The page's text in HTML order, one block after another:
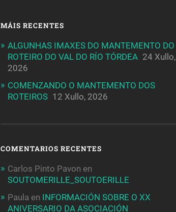
MÁIS RECENTES
ALGUNHAS IMAXES DO MANTEMENTO DO
ROTEIRO DO VAL DO RÍO TÓRDEA 24 Xullo,
2026
COMENZANDO O MANTEMENTO DOS
ROTEIROS 12 Xullo, 2026
COMENTARIOS RECENTES
Carlos Pinto Pavon en
SOUTOMERILLE_SOUTOERILLE
Paula en INFORMACIÓN SOBRE O XX
ANIVERSARIO DA ASOCIACIÓN